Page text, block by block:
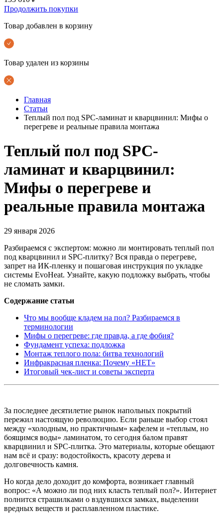
Продолжить покупки
Товар добавлен в корзину
Товар удален из корзины
Главная
Статьи
Теплый пол под SPC-ламинат и кварцвинил: Мифы о
перегреве и реальные правила монтажа
Теплый пол под SPC-
ламинат и кварцвинил:
Мифы о перегреве и
реальные правила монтажа
29 января 2026
Разбираемся с экспертом: можно ли монтировать теплый пол
под кварцвинил и SPC-плитку? Вся правда о перегреве,
запрет на ИК-пленку и пошаговая инструкция по укладке
системы EvoHeat. Узнайте, какую подложку выбрать, чтобы
не сломать замки.
Содержание статьи
Что мы вообще кладем на пол? Разбираемся в
терминологии
Мифы о перегреве: где правда, а где фобия?
Фундамент успеха: подложка
Монтаж теплого пола: битва технологий
Инфракрасная пленка: Почему «НЕТ»
Итоговый чек-лист и советы эксперта
За последнее десятилетие рынок напольных покрытий
пережил настоящую революцию. Если раньше выбор стоял
между «холодным, но практичным» кафелем и «теплым, но
боящимся воды» ламинатом, то сегодня балом правят
кварцвинил и SPC-плитка. Это материалы, которые обещают
нам всё и сразу: водостойкость, красоту дерева и
долговечность камня.
Но когда дело доходит до комфорта, возникает главный
вопрос: «А можно ли под них класть теплый пол?». Интернет
полнится страшилками о вздувшихся замках, выделении
вредных веществ и расплавленном пластике.